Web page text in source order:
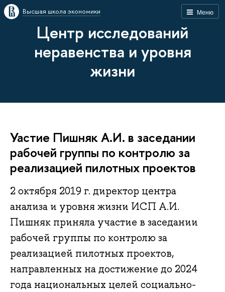
Меню
Высшая школа экономики
Центр исследований
неравенства и уровня
жизни
Уастие Пишняк А.И. в заседании
рабочей группы по контролю за
реализацией пилотных проектов
2 октября 2019 г. директор центра
анализа и уровня жизни ИСП А.И.
Пишняк приняла участие в заседании
рабочей группы по контролю за
реализацией пилотных проектов,
направленных на достижение до 2024
года национальных целей социально-